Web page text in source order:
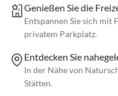
Genießen Sie die
Entspannen Sie sich mit
privatem Parkplatz.
Entdecken Sie
In der Nähe von
Stätten.